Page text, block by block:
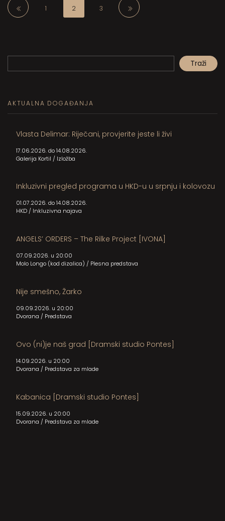
1 2 3
Traži
AKTUALNA DOGAĐANJA
Vlasta Delimar: Riječani, provjerite jeste li živi
17.06.2026. do 14.08.2026.
Galerija Kortil / Izložba
Inkluzivni pregled programa u HKD-u u srpnju i kolovozu
01.07.2026. do 14.08.2026.
HKD/ Inkluzivna najava
ANGELS’ ORDERS – The Rilke Project [IVONA]
07.09.2026. u 20:00
Molo Longo (kod dizalica) / Plesna predstava
Nije smešno, Žarko
09.09.2026. u 20:00
Dvorana / Predstava
Ovo (ni)je naš grad [Dramski studio Pontes]
14.09.2026. u 20:00
Dvorana / Predstava za mlade
Kabanica [Dramski studio Pontes]
15.09.2026. u 20:00
Dvorana / Predstava za mlade